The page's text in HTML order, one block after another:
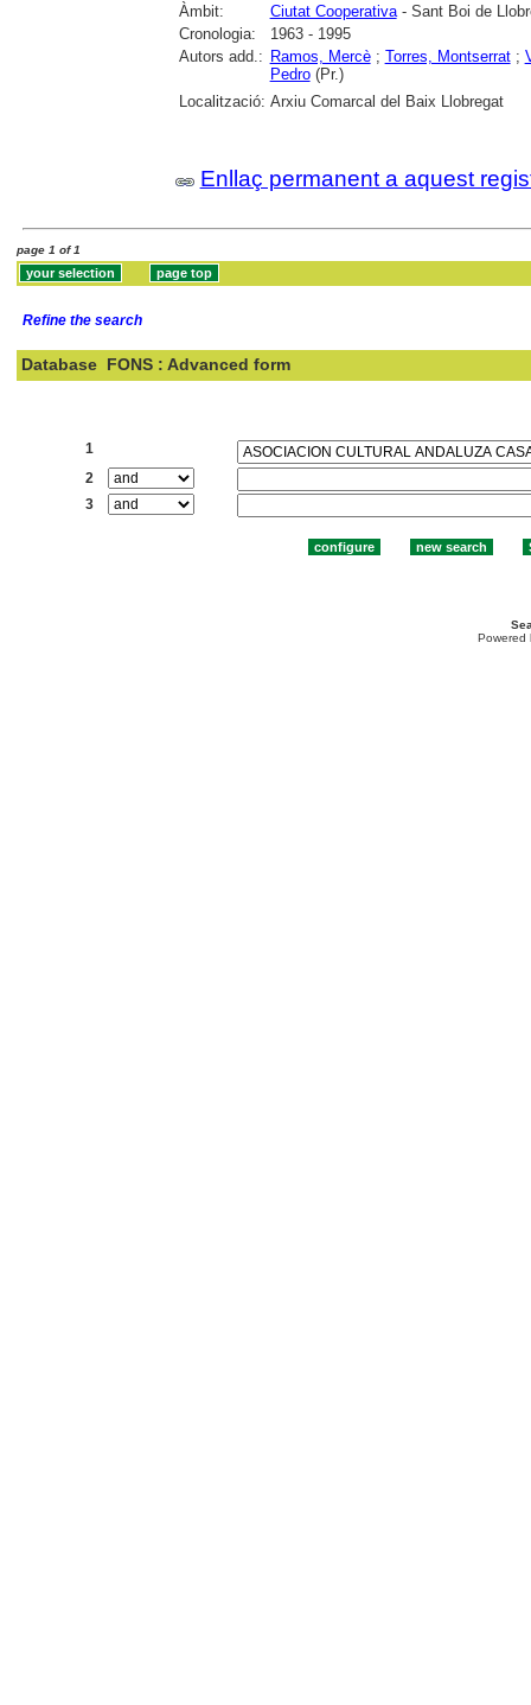
Àmbit:
Ciutat Cooperativa- Sant Boi de
Cronologia:
1963 - 1995
Autors add.: Ramos, Mercè; Torres, Montserrat;
Pedro(Pr.)
Localització: Arxiu Comarcal del Baix Llobregat
Enllaç permanent a aquest
page 1 of 1
Refine the search
Database FONS : Advanced form
1
2
3